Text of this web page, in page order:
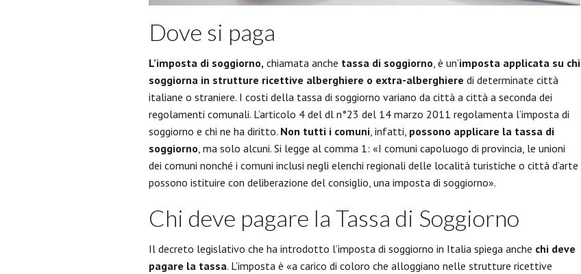
Dove si paga
L’imposta di soggiorno, chiamata anche tassa di soggiorno, è un’imposta applicata su chi
soggiorna in strutture ricettive alberghiere o extra-alberghiere di determinate città
italiane o straniere. I costi della tassa di soggiorno variano da città a città a seconda dei
regolamenti comunali. L’articolo 4 del dl n°23 del 14 marzo 2011 regolamenta l’imposta di
soggiorno e chi ne ha diritto. Non tutti i comuni, infatti, possono applicare la tassa di
soggiorno, ma solo alcuni. Si legge al comma 1: «I comuni capoluogo di provincia, le unioni
dei comuni nonché i comuni inclusi negli elenchi regionali delle località turistiche o città d’arte
possono istituire con deliberazione del consiglio, una imposta di soggiorno».
Chi deve pagare la Tassa di Soggiorno
Il decreto legislativo che ha introdotto l’imposta di soggiorno in Italia spiega anche chi deve
pagare la tassa. L’imposta è «a carico di coloro che alloggiano nelle strutture ricettive